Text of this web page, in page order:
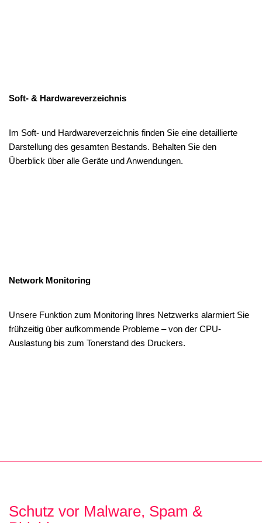
Soft- & Hardwareverzeichnis
Im Soft- und Hardwareverzeichnis finden Sie eine detaillierte
Darstellung des gesamten Bestands. Behalten Sie den
Überblick über alle Geräte und Anwendungen.
Network Monitoring
Unsere Funktion zum Monitoring Ihres Netzwerks alarmiert Sie
frühzeitig über aufkommende Probleme – von der CPU-
Auslastung bis zum Tonerstand des Druckers.
Schutz vor Malware, Spam &